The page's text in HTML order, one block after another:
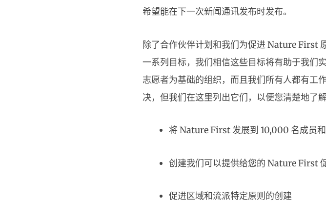
希望能在下一次新闻通讯发布时发布。
除了合作伙伴计划和我们为促进 Nature First
一系列目标，我们相信这些目标将有助于我们
志愿者为基础的组织，而且我们所有人都有工
决，但我们在这里列出它们，以便您清楚地了
将 Nature First 发展到 10,000 名成员
创建我们可以提供给您的 Nature First
促进区域和流派特定原则的创建